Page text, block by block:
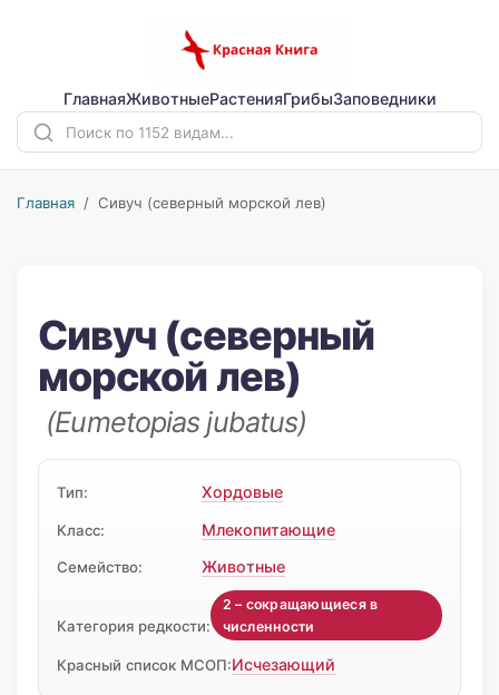
ГлавнаяЖивотныеРастенияГрибыЗаповедники
Главная / Сивуч (северный морской лев)
Сивуч (северный
морской лев)
(Eumetopias jubatus)
Тип: Хордовые
Класс: Млекопитающие
Семейство: Животные
Категория редкости:
2 – сокращающиеся в
численности
Красный список МСОП:Исчезающий